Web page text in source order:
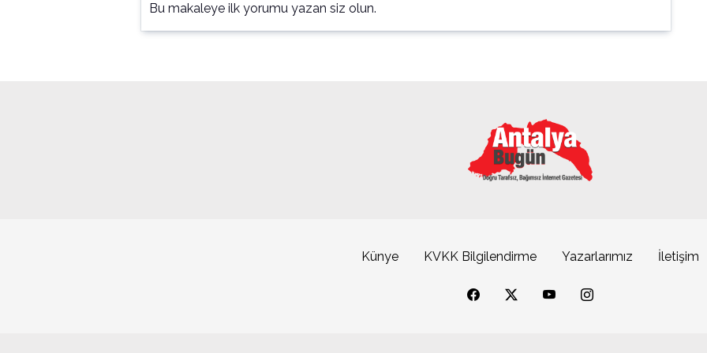
Bu makaleye ilk yorumu yazan siz olun.
Künye KVKK Bilgilendirme Yazarlarımız İletişim